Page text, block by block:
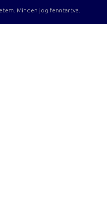
Minden jog fenntartva.